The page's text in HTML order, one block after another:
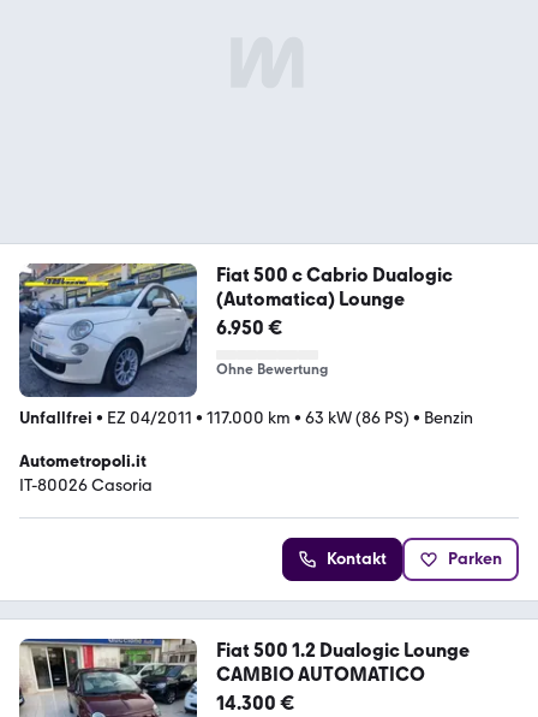
Fiat 500 c Cabrio Dualogic
(Automatica) Lounge
6.950 €
Ohne Bewertung
Unfallfrei • EZ 04/2011 • 117.000 km • 63 kW (86 PS) • Benzin
Autometropoli.it
IT-80026 Casoria
Kontakt Parken
Fiat 500 1.2 Dualogic Lounge
CAMBIO AUTOMATICO
14.300 €